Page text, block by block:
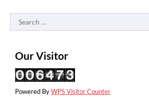
Search
for:
Our Visitor
Powered ByWPS Visitor Counter